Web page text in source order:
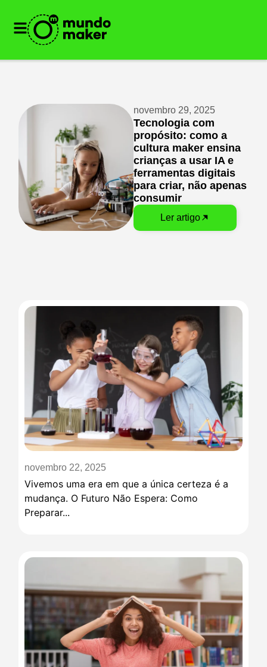
novembro 29, 2025
Tecnologia com
propósito: como a
cultura maker ensina
crianças a usar IA e
ferramentas digitais
para criar, não apenas
consumir
Ler artigo
novembro 22, 2025
Vivemos uma era em que a única certeza é a
mudança. O Futuro Não Espera: Como
Preparar...